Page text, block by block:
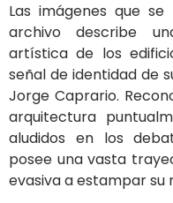
Las imágenes que
archivo describe
artística de los
señal de identidad de
Jorge Caprario.
arquitectura
aludidos en los
posee una vasta
evasiva a estampar su